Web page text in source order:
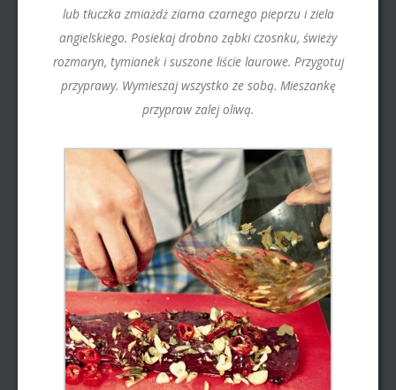
lub tłuczka zmiażdż ziarna czarnego pieprzu i ziela
angielskiego. Posiekaj drobno ząbki czosnku, świeży
rozmaryn, tymianek i suszone liście laurowe. Przygotuj
przyprawy. Wymieszaj wszystko ze sobą. Mieszankę
przypraw zalej oliwą.